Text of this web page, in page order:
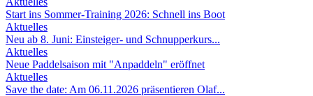
Start ins Sommer-Training 2026: Schnell ins Boot
Aktuelles
Neu ab 8. Juni: Einsteiger- und Schnupperkurs...
Aktuelles
Neue Paddelsaison mit "Anpaddeln" eröffnet
Aktuelles
Save the date: Am 06.11.2026 präsentieren Olaf...